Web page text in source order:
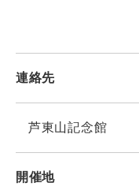
連絡先
芦東山記念館
開催地